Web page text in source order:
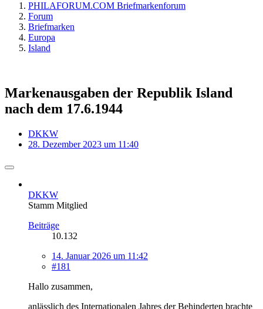
PHILAFORUM.COM Briefmarkenforum
Forum
Briefmarken
Europa
Island
Markenausgaben der Republik Island
nach dem 17.6.1944
DKKW
28. Dezember 2023 um 11:40
DKKW
Stamm Mitglied
Beiträge
10.132
14. Januar 2026 um 11:42
#181
Hallo zusammen,
anlässlich des Internationalen Jahres der Behinderten brachte